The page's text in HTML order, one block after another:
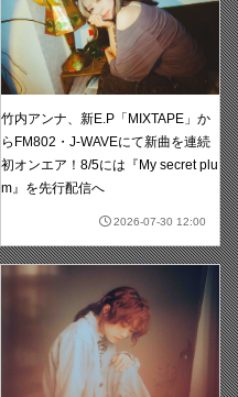
竹内アンナ、新E.P「MIXTAPE」か
らFM802・J-WAVEにて新曲を連続
初オンエア！8/5には『My secret plu
m』を先行配信へ
2026-07-30 12:00